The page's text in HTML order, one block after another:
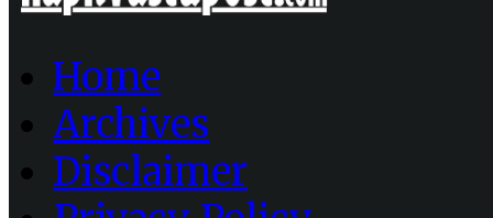
Home
Archives
Disclaimer